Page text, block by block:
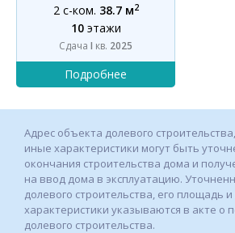
2 с-ком. 38.7 м2
10этажи
Сдача I кв. 2025
Адрес объекта долевого
иные характеристики могут быть
окончания строительства дома и
на ввод дома в эксплуатацию.
долевого строительства, его площадь
характеристики указываются в акте о
долевого строительства.